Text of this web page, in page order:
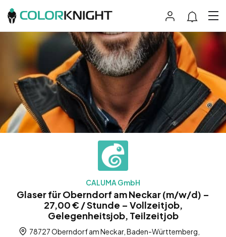
CALUMA GmbH
Glaser für Oberndorf am Neckar (m/w/d) –
27,00 € / Stunde – Vollzeitjob,
Gelegenheitsjob, Teilzeitjob
78727 Oberndorf am Neckar, Baden-Württemberg,